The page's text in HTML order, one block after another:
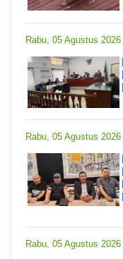
Rabu, 05 Agustus 2026
Rabu, 05 Agustus 2026
Rabu, 05 Agustus 2026